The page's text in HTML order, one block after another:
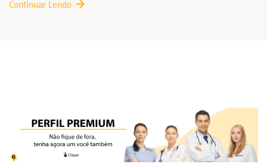
Continuar Lendo